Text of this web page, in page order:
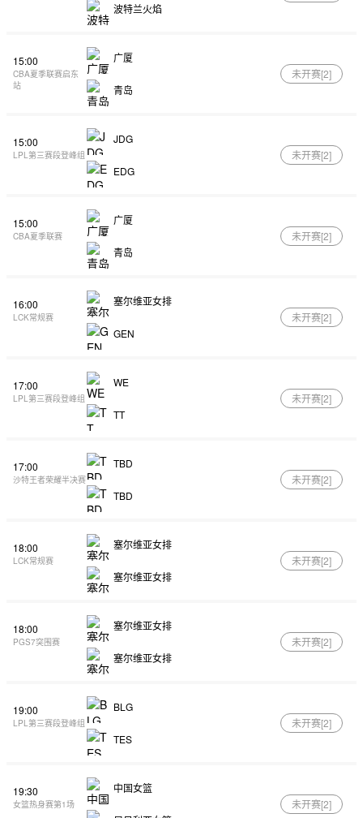
波特兰火焰
15:00
CBA夏季联赛启东
站
广厦
青岛
未开赛[2]
15:00
LPL第三赛段登峰组
JDG
EDG
未开赛[2]
15:00
CBA夏季联赛
广厦
青岛
未开赛[2]
16:00
LCK常规赛
塞尔维亚女排
GEN
未开赛[2]
17:00
LPL第三赛段登峰组
WE
TT
未开赛[2]
17:00
沙特王者荣耀半决赛
TBD
TBD
未开赛[2]
18:00
LCK常规赛
塞尔维亚女排
塞尔维亚女排
未开赛[2]
18:00
PGS7突围赛
塞尔维亚女排
塞尔维亚女排
未开赛[2]
19:00
LPL第三赛段登峰组
BLG
TES
未开赛[2]
19:30
女篮热身赛第1场
中国女篮
未开赛[2]